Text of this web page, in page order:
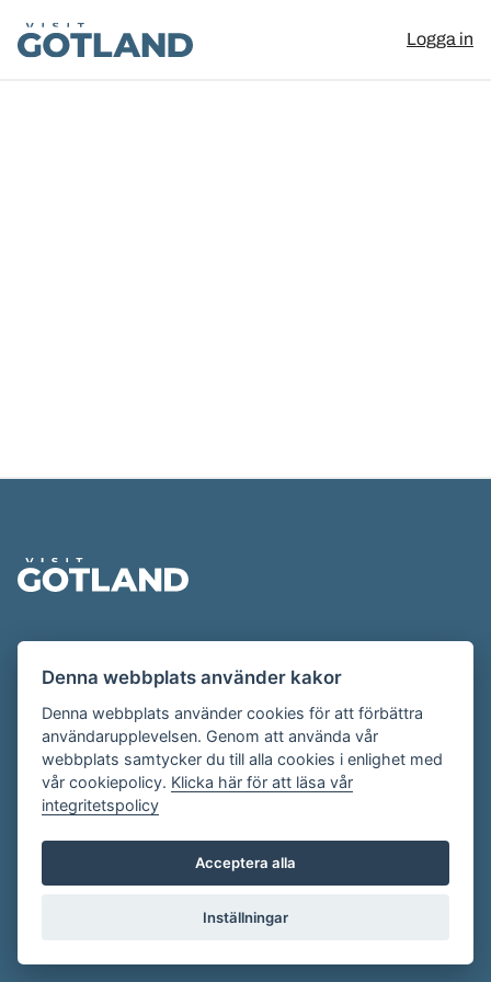
Visit Gotland
Logga in
Evenemangskalendern presenteras av
Destination Gotland påvisitgotland.se.
Har du frågor om evenemangskalendern? Mejla oss på
evenemang@visitgotland.se.
Cookies
Villkor
Skapa konto
Denna webbplats använder kakor
Denna webbplats använder cookies för att förbättra
användarupplevelsen. Genom att använda vår
webbplats samtycker du till alla cookies i enlighet med
vår cookiepolicy. Klicka här för att läsa vår
integritetspolicy
Acceptera alla
Inställningar